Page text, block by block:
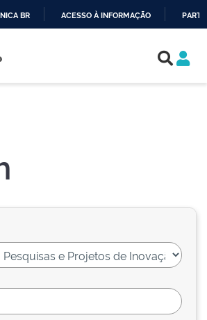
BR ACESSO À INFORMAÇÃO